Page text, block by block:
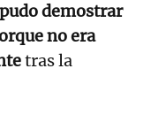
demostrar
no era
tras la